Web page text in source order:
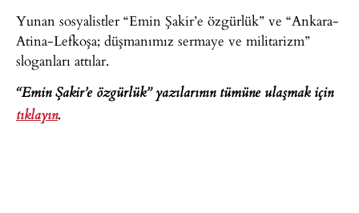
Yunan sosyalistler “Emin Şakir’e özgürlük” ve “Ankara-
Atina-Lefkoşa; düşmanımız sermaye ve militarizm”
sloganları attılar.
“Emin Şakir’e özgürlük” yazılarının tümüne ulaşmak için
tıklayın.